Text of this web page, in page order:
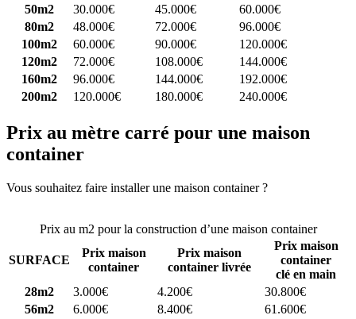
50m2
30.000€ 45.000€
60.000€
80m2
48.000€ 72.000€
96.000€
100m2
60.000€ 90.000€
120.000€
120m2
72.000€ 108.000€
144.000€
160m2
96.000€ 144.000€
192.000€
200m2
120.000€ 180.000€ 240.000€
Prix au mètre carré pour une maison
container
Vous souhaitez faire installer une maison container ?
Prix au m2 pour la construction d’une maison container
SURFACE
Prix maison
container
Prix maison
container livrée
Prix maison
container
clé en main
28m2
3.000€ 4.200€
30.800€
56m2
6.000€ 8.400€
61.600€